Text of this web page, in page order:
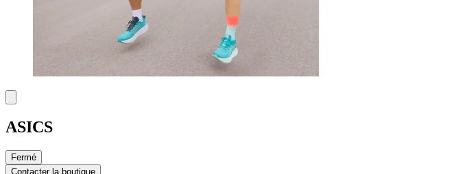
ASICS
Fermé
Contacter la boutique